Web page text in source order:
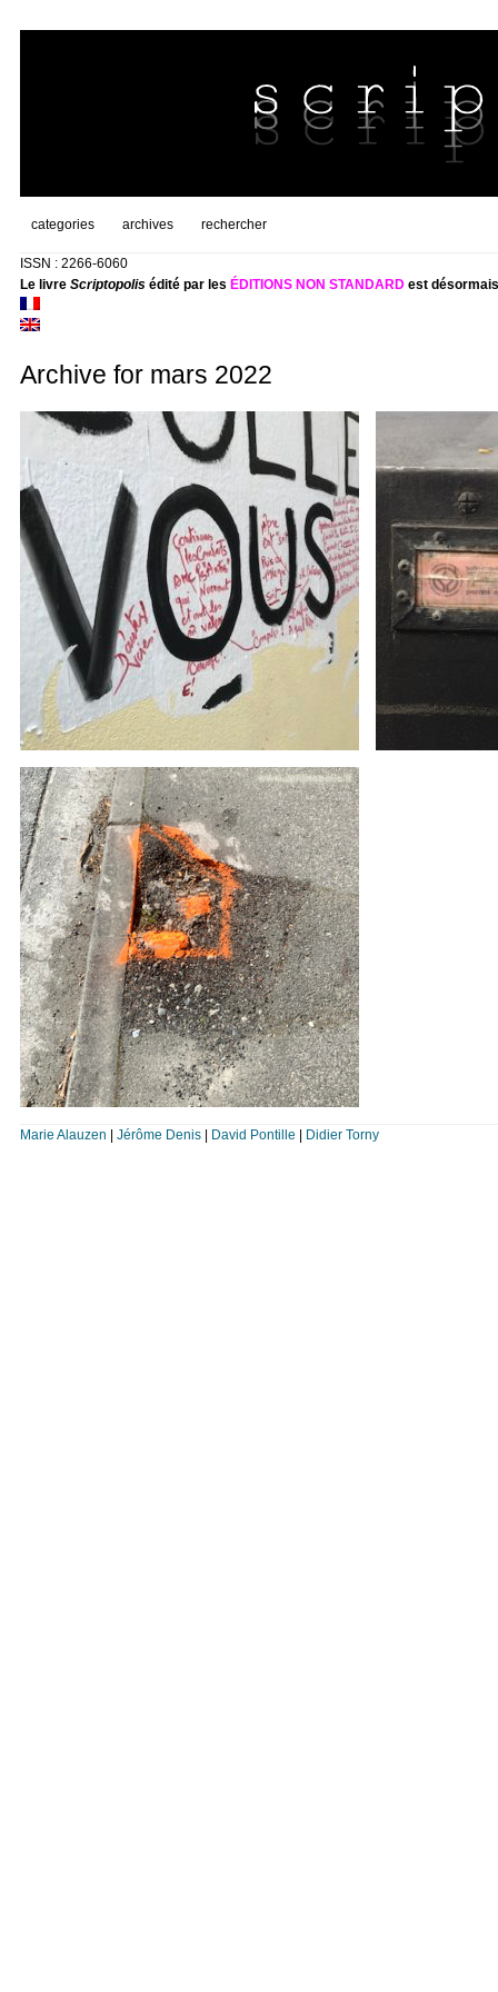
categories archives rechercher
ISSN : 2266-6060
Le livre Scriptopolisédité par les ÉDITIONS NON STANDARDest
Archive for mars 2022
Marie Alauzen Jérôme Denis| David Pontille Didier Torny